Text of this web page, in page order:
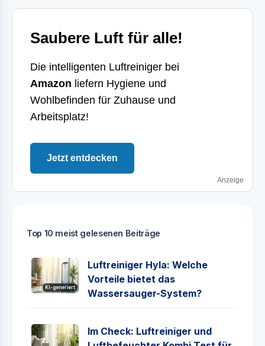
Saubere Luft für alle!
Die intelligenten Luftreiniger bei
Amazon liefern Hygiene und
Wohlbefinden für Zuhause und
Arbeitsplatz!
Jetzt entdecken
Anzeige
Top 10 meist gelesenen Beiträge
KI-generiert
Luftreiniger Hyla: Welche
Vorteile bietet das
Wassersauger-System?
Im Check: Luftreiniger und